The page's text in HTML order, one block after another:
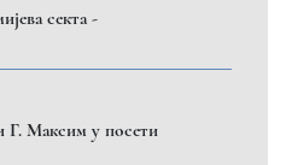
секта -
Г. Максим у посети